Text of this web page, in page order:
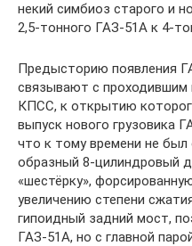
некий симбиоз старого и
2,5-тонного ГАЗ-51A к 4-
Предысторию появления
связывают с проходившим
КПСС, к открытию
выпуск нового грузовика
что к тому времени не
образный 8-цилиндровый
«шестёрку»,
увеличению степени
гипоидный задний мост,
ГАЗ-51A, но с главной